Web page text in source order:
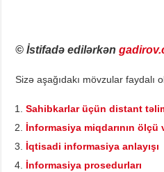
© İstifadə edilərkən
Sizə aşağıdakı mövzular faydalı
Sahibkarlar üçün distant
İnformasiya miqdarının ölçü
İqtisadi informasiya anlayışı
İnformasiya prosedurları